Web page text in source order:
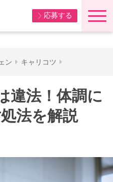
応募する
ン キャリコツ
違法！体調に
法を解説